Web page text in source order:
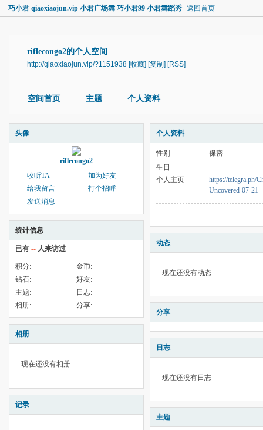
巧小君 qiaoxiaojun.vip 小君广场舞 巧小君99 小君舞蹈秀 返回首页
riflecongo2的个人空间
http://qiaoxiaojun.vip/?1151938 [收藏] [复制] [RSS]
空间首页 主题 个人资料
头像
riflecongo2
收听TA
加为好友
给我留言
打个招呼
发送消息
统计信息
已有 -- 人来访过
积分: -- 金币: --
钻石: -- 好友: --
主题: -- 日志: --
相册: -- 分享: --
相册
现在还没有相册
记录
个人资料
性别
保密
生日
个人主页
https://telegra.ph/
Uncovered-07-21
动态
现在还没有动态
分享
日志
现在还没有日志
主题